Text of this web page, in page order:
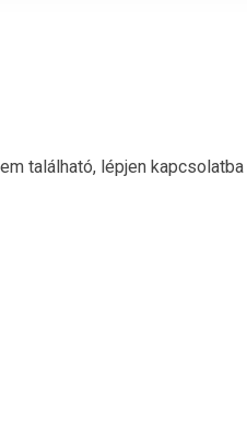
található, lépjen